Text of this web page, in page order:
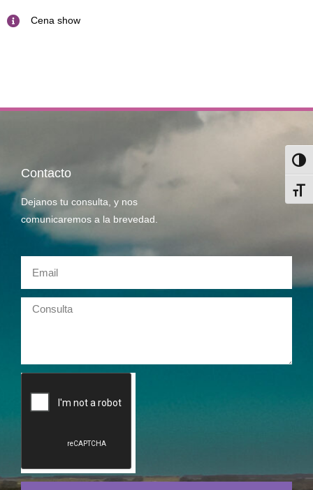
Cena show
Contacto
Dejanos tu consulta, y nos
comunicaremos a la brevedad.